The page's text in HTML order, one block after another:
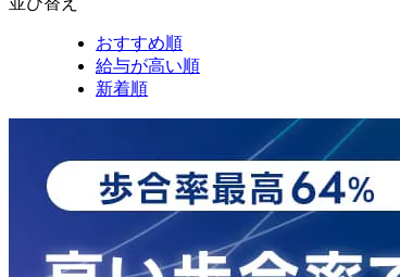
おすすめ順
給与が高い順
新着順